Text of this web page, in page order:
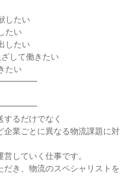
したい
たい
したい
して働きたい
たい
るだけでなく
業ごとに異なる物流課題に対
していく仕事です。
き、物流のスペシャリストを